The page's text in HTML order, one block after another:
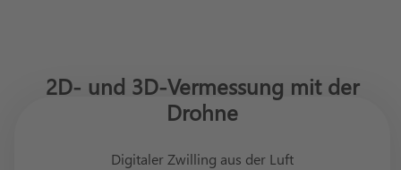
2D- und 3D-Vermessung mit der
Drohne
Digitaler Zwilling aus der Luft